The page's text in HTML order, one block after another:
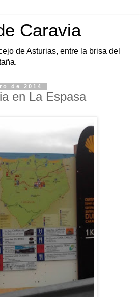
Caravia
de Asturias, entre la brisa del
de 2014
en La Espasa